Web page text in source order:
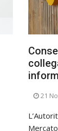
21